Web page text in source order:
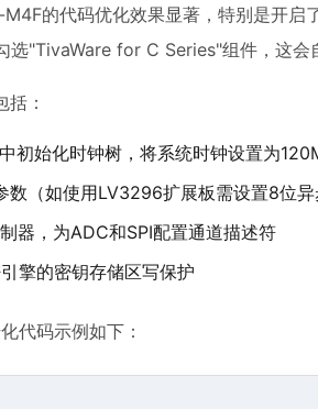
的代码优化效果显著，特别是开启
选"TivaWare for C Series"组件，这会
：
初始化时钟树，将系统时钟设置为
数（如使用LV3296扩展板需设置8位
器，为ADC和SPI配置通道描述符
擎的密钥存储区写保护
代码示例如下：